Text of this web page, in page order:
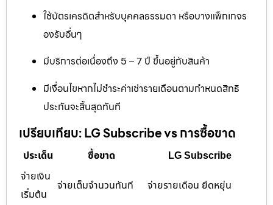
ใช้บัตรเครดิตสำหรับบุคคลธรรมดา หรือบางแพ็กเกจร
องรับอื่นๆ
มีบริการต่อเนื่องถึง 5 – 7 ปี ขึ้นอยู่กับสินค้า
มีเงื่อนไขหากไม่ชำระค่าเช่ารายเดือนตามกำหนดสิทธิ
ประกันจะสิ้นสุดทันที
เปรียบเทียบ: LG Subscribe vs การซื้อขาด
ประเด็น ซื้อขาด
LG Subscribe
จ่ายเงิน
เริ่มต้น
จ่ายเต็มจำนวนทันที จ่ายรายเดือน ยืดหยุ่น